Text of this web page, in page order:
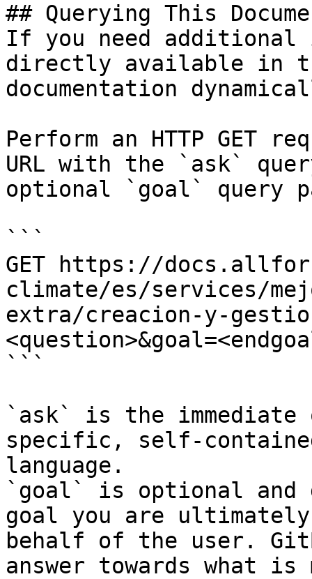
## Querying This
If you need
directly available in
documentation
Perform an HTTP GET
URL with the `ask`
optional `goal` query
```
GET https://
climate/es/services/
extra/creacion-y-
```
`ask` is the
specific, self-
language.
`goal` is optional and
goal you are
behalf of the user.
answer towards what